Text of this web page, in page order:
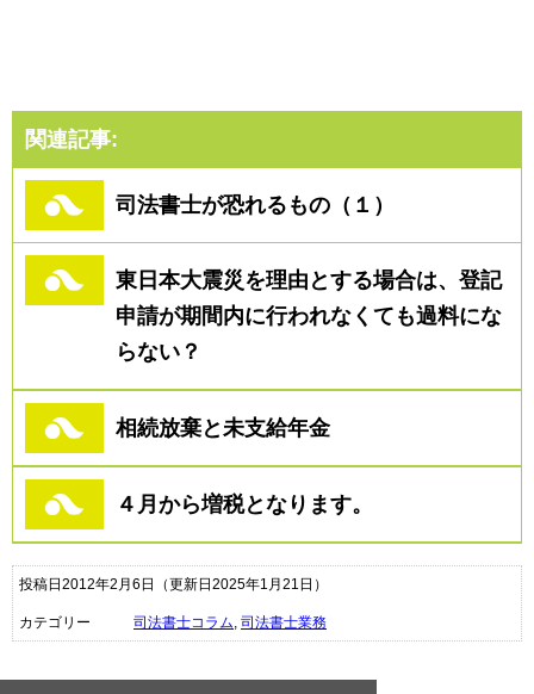
関連記事:
司法書士が恐れるもの（１）
東日本大震災を理由とする場合は、登記
申請が期間内に行われなくても過料にな
らない？
相続放棄と未支給年金
４月から増税となります。
投稿日2012年2月6日 （更新日2025年1月21日）
カテゴリー 司法書士コラム, 司法書士業務